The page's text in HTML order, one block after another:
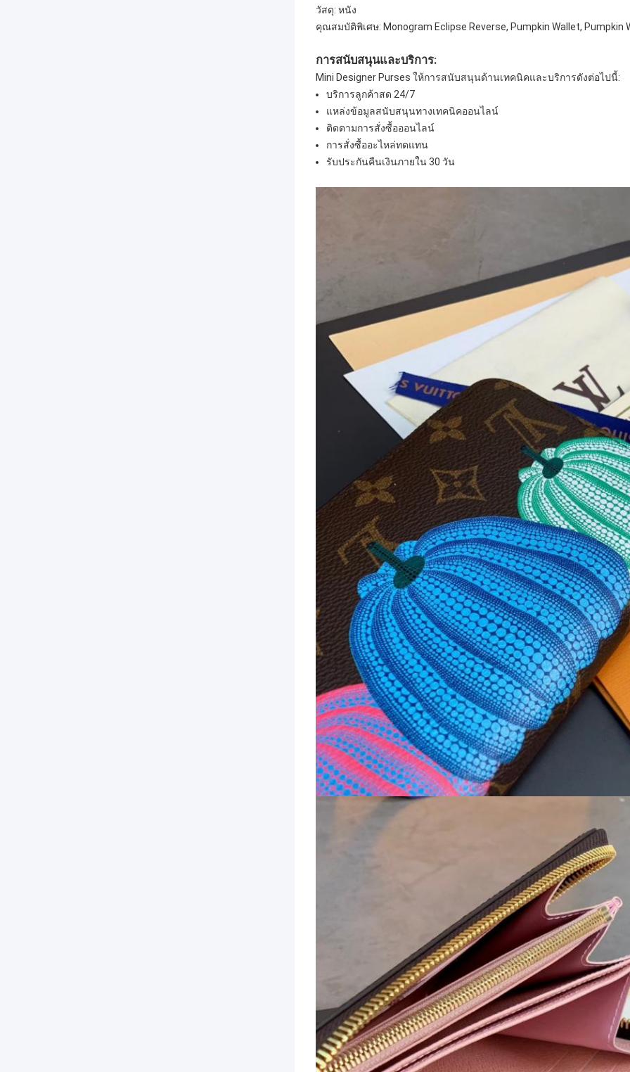
วัสดุ: หนัง
คุณสมบัติพิเศษ: Monogram Eclipse Reverse, Pumpkin Wallet, Pumpkin
การสนับสนุนและบริการ:
Mini Designer Purses ให้การสนับสนุนด้านเทคนิคและบริการดังต่อไปนี้:
บริการลูกค้าสด 24/7
แหล่งข้อมูลสนับสนุนทางเทคนิคออนไลน์
ติดตามการสั่งซื้อออนไลน์
การสั่งซื้ออะไหล่ทดแทน
รับประกันคืนเงินภายใน 30 วัน